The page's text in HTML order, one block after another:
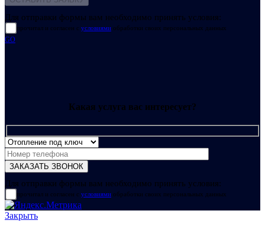
Для отправки формы вам необходимо принять условия:
прочитал и согласен с условиями обработки своих персональных данных
GO
Какая услуга вас интересует?
Для отправки формы вам необходимо принять условия:
прочитал и согласен с условиями обработки своих персональных данных
Закрыть